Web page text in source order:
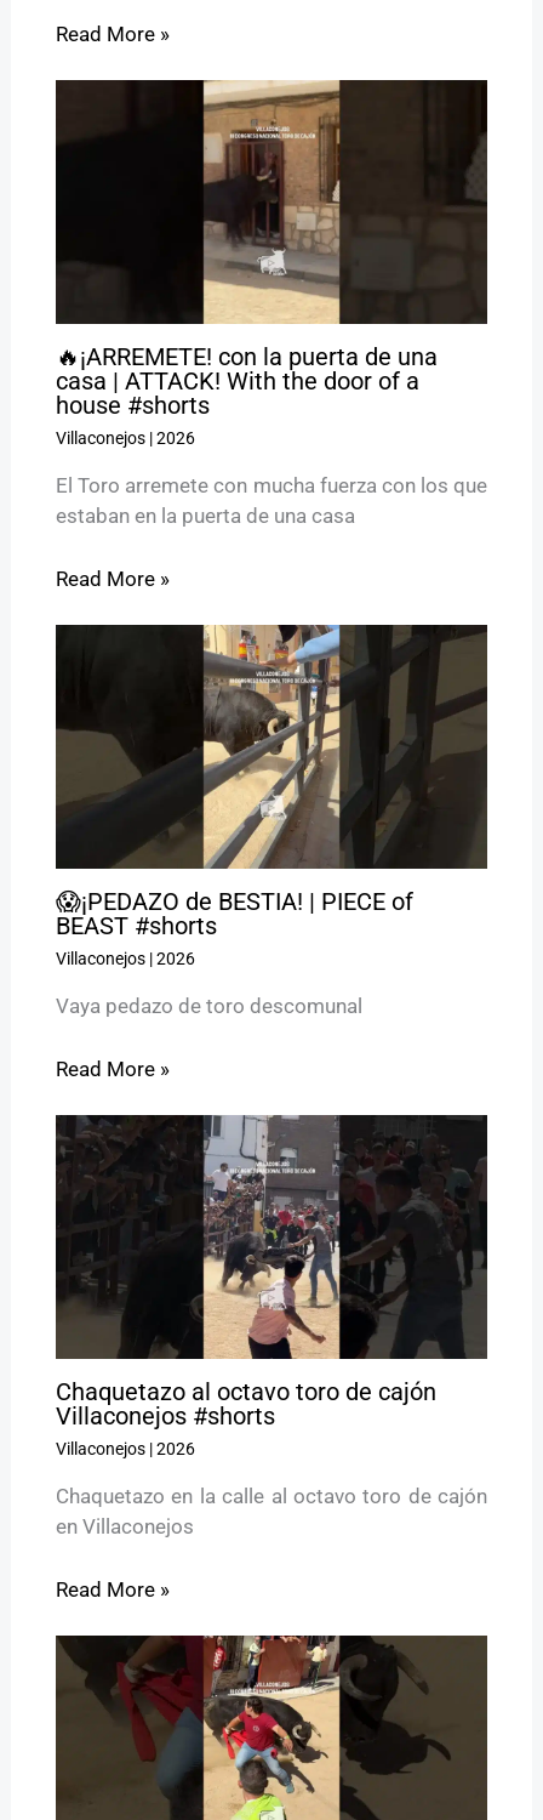
Read More »
🔥¡ARREMETE! con la puerta de una
casa | ATTACK! With the door of a
house #shorts
Villaconejos|2026
El Toro arremete con mucha fuerza con los que
estaban en la puerta de una casa
Read More »
😱¡PEDAZO de BESTIA! | PIECE of
BEAST #shorts
Villaconejos|2026
Vaya pedazo de toro descomunal
Read More »
Chaquetazo al octavo toro de cajón
Villaconejos #shorts
Villaconejos|2026
Chaquetazo en la calle al octavo toro de cajón
en Villaconejos
Read More »